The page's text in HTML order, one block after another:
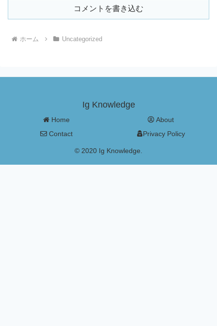
コメントを書き込む
ホーム Uncategorized
Ig Knowledge
Home
About
Contact
Privacy Policy
© 2020 Ig Knowledge.